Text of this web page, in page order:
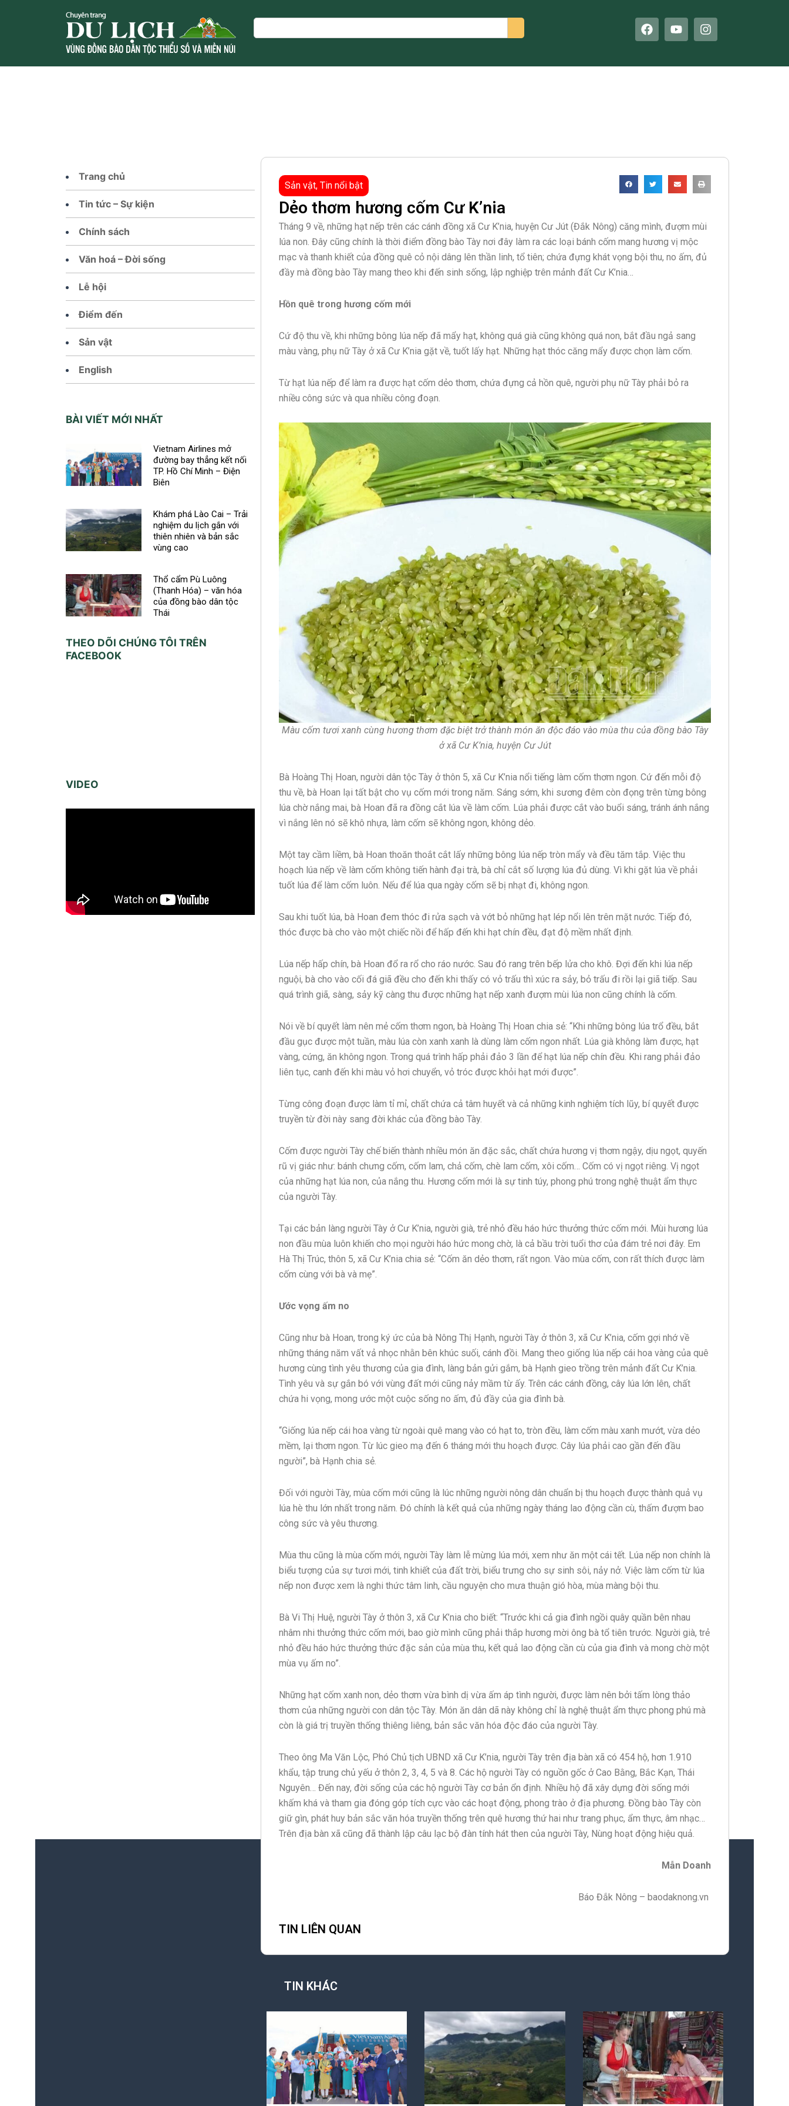
Search
F
a
b
Y
o
u
I
n
a
Trang chủ
Tin tức – Sự kiện
Chính sách
Văn hoá – Đời sống
Lễ hội
Điểm đến
Sản vật
English
BÀI VIẾT MỚI NHẤT
Vietnam Airlines mở
đường bay thẳng kết nối
TP. Hồ Chí Minh – Điện
Biên
Khám phá Lào Cai – Trải
nghiệm du lịch gắn với
thiên nhiên và bản sắc
vùng cao
Thổ cẩm Pù Luông
(Thanh Hóa) – văn hóa
của đồng bào dân tộc
Thái
THEO DÕI CHÚNG TÔI TRÊN
FACEBOOK
VIDEO
Sản vật, Tin nổi bật
Dẻo thơm hương cốm Cư K’nia
Tháng 9 về, những hạt nếp trên các cánh đồng xã Cư K’nia, huyện Cư Jút (Đắk Nông) căng mình, đượm mùi
lúa non. Đây cũng chính là thời điểm đồng bào Tày nơi đây làm ra các loại bánh cốm mang hương vị mộc
mạc và thanh khiết của đồng quê cỏ nội dâng lên thần linh, tổ tiên; chứa đựng khát vọng bội thu, no ấm, đủ
đầy mà đồng bào Tày mang theo khi đến sinh sống, lập nghiệp trên mảnh đất Cư K’nia…
Hồn quê trong hương cốm mới
Cứ độ thu về, khi những bông lúa nếp đã mẩy hạt, không quá già cũng không quá non, bắt đầu ngả sang
màu vàng, phụ nữ Tày ở xã Cư K’nia gặt về, tuốt lấy hạt. Những hạt thóc căng mẩy được chọn làm cốm.
Từ hạt lúa nếp để làm ra được hạt cốm dẻo thơm, chứa đựng cả hồn quê, người phụ nữ Tày phải bỏ ra
nhiều công sức và qua nhiều công đoạn.
Màu cốm tươi xanh cùng hương thơm đặc biệt trở thành món ăn độc đáo vào mùa thu của đồng bào Tày
ở xã Cư K’nia, huyện Cư Jút
Bà Hoàng Thị Hoan, người dân tộc Tày ở thôn 5, xã Cư K’nia nổi tiếng làm cốm thơm ngon. Cứ đến mỗi độ
thu về, bà Hoan lại tất bật cho vụ cốm mới trong năm. Sáng sớm, khi sương đêm còn đọng trên từng bông
lúa chờ nắng mai, bà Hoan đã ra đồng cắt lúa về làm cốm. Lúa phải được cắt vào buổi sáng, tránh ánh nắng
vì nắng lên nó sẽ khô nhựa, làm cốm sẽ không ngon, không dẻo.
Một tay cầm liềm, bà Hoan thoăn thoắt cắt lấy những bông lúa nếp tròn mẩy và đều tăm tắp. Việc thu
hoạch lúa nếp về làm cốm không tiến hành đại trà, bà chỉ cắt số lượng lúa đủ dùng. Vì khi gặt lúa về phải
tuốt lúa để làm cốm luôn. Nếu để lúa qua ngày cốm sẽ bị nhạt đi, không ngon.
Sau khi tuốt lúa, bà Hoan đem thóc đi rửa sạch và vớt bỏ những hạt lép nổi lên trên mặt nước. Tiếp đó,
thóc được bà cho vào một chiếc nồi để hấp đến khi hạt chín đều, đạt độ mềm nhất định.
Lúa nếp hấp chín, bà Hoan đổ ra rổ cho ráo nước. Sau đó rang trên bếp lửa cho khô. Đợi đến khi lúa nếp
nguội, bà cho vào cối đá giã đều cho đến khi thấy có vỏ trấu thì xúc ra sảy, bỏ trấu đi rồi lại giã tiếp. Sau
quá trình giã, sàng, sảy kỹ càng thu được những hạt nếp xanh đượm mùi lúa non cũng chính là cốm.
Nói về bí quyết làm nên mẻ cốm thơm ngon, bà Hoàng Thị Hoan chia sẻ: “Khi những bông lúa trổ đều, bắt
đầu gục được một tuần, màu lúa còn xanh xanh là dùng làm cốm ngon nhất. Lúa già không làm được, hạt
vàng, cứng, ăn không ngon. Trong quá trình hấp phải đảo 3 lần để hạt lúa nếp chín đều. Khi rang phải đảo
liên tục, canh đến khi màu vỏ hơi chuyển, vỏ tróc được khỏi hạt mới được”.
Từng công đoạn được làm tỉ mỉ, chất chứa cả tâm huyết và cả những kinh nghiệm tích lũy, bí quyết được
truyền từ đời này sang đời khác của đồng bào Tày.
Cốm được người Tày chế biến thành nhiều món ăn đặc sắc, chất chứa hương vị thơm ngậy, dịu ngọt, quyến
rũ vị giác như: bánh chưng cốm, cốm lam, chả cốm, chè lam cốm, xôi cốm… Cốm có vị ngọt riêng. Vị ngọt
của những hạt lúa non, của nắng thu. Hương cốm mới là sự tinh túy, phong phú trong nghệ thuật ẩm thực
của người Tày.
Tại các bản làng người Tày ở Cư K’nia, người già, trẻ nhỏ đều háo hức thưởng thức cốm mới. Mùi hương lúa
non đầu mùa luôn khiến cho mọi người háo hức mong chờ, là cả bầu trời tuổi thơ của đám trẻ nơi đây. Em
Hà Thị Trúc, thôn 5, xã Cư K’nia chia sẻ: “Cốm ăn dẻo thơm, rất ngon. Vào mùa cốm, con rất thích được làm
cốm cùng với bà và mẹ”.
Ước vọng ấm no
Cũng như bà Hoan, trong ký ức của bà Nông Thị Hạnh, người Tày ở thôn 3, xã Cư K’nia, cốm gợi nhớ về
những tháng năm vất vả nhọc nhằn bên khúc suối, cánh đồi. Mang theo giống lúa nếp cái hoa vàng của quê
hương cùng tình yêu thương của gia đình, làng bản gửi gắm, bà Hạnh gieo trồng trên mảnh đất Cư K’nia.
Tình yêu và sự gắn bó với vùng đất mới cũng nảy mầm từ ấy. Trên các cánh đồng, cây lúa lớn lên, chất
chứa hi vọng, mong ước một cuộc sống no ấm, đủ đầy của gia đình bà.
“Giống lúa nếp cái hoa vàng từ ngoài quê mang vào có hạt to, tròn đều, làm cốm màu xanh mướt, vừa dẻo
mềm, lại thơm ngon. Từ lúc gieo mạ đến 6 tháng mới thu hoạch được. Cây lúa phải cao gần đến đầu
người”, bà Hạnh chia sẻ.
Đối với người Tày, mùa cốm mới cũng là lúc những người nông dân chuẩn bị thu hoạch được thành quả vụ
lúa hè thu lớn nhất trong năm. Đó chính là kết quả của những ngày tháng lao động cần cù, thấm đượm bao
công sức và yêu thương.
Mùa thu cũng là mùa cốm mới, người Tày làm lễ mừng lúa mới, xem như ăn một cái tết. Lúa nếp non chính là
biểu tượng của sự tươi mới, tinh khiết của đất trời, biểu trưng cho sự sinh sôi, nảy nở. Việc làm cốm từ lúa
nếp non được xem là nghi thức tâm linh, cầu nguyện cho mưa thuận gió hòa, mùa màng bội thu.
Bà Vi Thị Huệ, người Tày ở thôn 3, xã Cư K’nia cho biết: “Trước khi cả gia đình ngồi quây quần bên nhau
nhâm nhi thưởng thức cốm mới, bao giờ mình cũng phải thắp hương mời ông bà tổ tiên trước. Người già, trẻ
nhỏ đều háo hức thưởng thức đặc sản của mùa thu, kết quả lao động cần cù của gia đình và mong chờ một
mùa vụ ấm no”.
Những hạt cốm xanh non, dẻo thơm vừa bình dị vừa ấm áp tình người, được làm nên bởi tấm lòng thảo
thơm của những người con dân tộc Tày. Món ăn dân dã này không chỉ là nghệ thuật ẩm thực phong phú mà
còn là giá trị truyền thống thiêng liêng, bản sắc văn hóa độc đáo của người Tày.
Theo ông Ma Văn Lộc, Phó Chủ tịch UBND xã Cư K’nia, người Tày trên địa bàn xã có 454 hộ, hơn 1.910
khẩu, tập trung chủ yếu ở thôn 2, 3, 4, 5 và 8. Các hộ người Tày có nguồn gốc ở Cao Bằng, Bắc Kạn, Thái
Nguyên… Đến nay, đời sống của các hộ người Tày cơ bản ổn định. Nhiều hộ đã xây dựng đời sống mới
khấm khá và tham gia đóng góp tích cực vào các hoạt động, phong trào ở địa phương. Đồng bào Tày còn
giữ gìn, phát huy bản sắc văn hóa truyền thống trên quê hương thứ hai như trang phục, ẩm thực, âm nhạc…
Trên địa bàn xã cũng đã thành lập câu lạc bộ đàn tính hát then của người Tày, Nùng hoạt động hiệu quả.
Mẫn Doanh
Báo Đắk Nông – baodaknong.vn
TIN LIÊN QUAN
TIN KHÁC